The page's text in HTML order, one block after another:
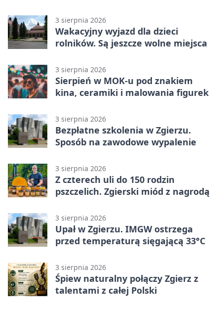
3 sierpnia 2026
Wakacyjny wyjazd dla dzieci
rolników. Są jeszcze wolne miejsca
3 sierpnia 2026
Sierpień w MOK-u pod znakiem
kina, ceramiki i malowania figurek
3 sierpnia 2026
Bezpłatne szkolenia w Zgierzu.
Sposób na zawodowe wypalenie
3 sierpnia 2026
Z czterech uli do 150 rodzin
pszczelich. Zgierski miód z nagrodą
3 sierpnia 2026
Upał w Zgierzu. IMGW ostrzega
przed temperaturą sięgającą 33°C
3 sierpnia 2026
Śpiew naturalny połączy Zgierz z
talentami z całej Polski